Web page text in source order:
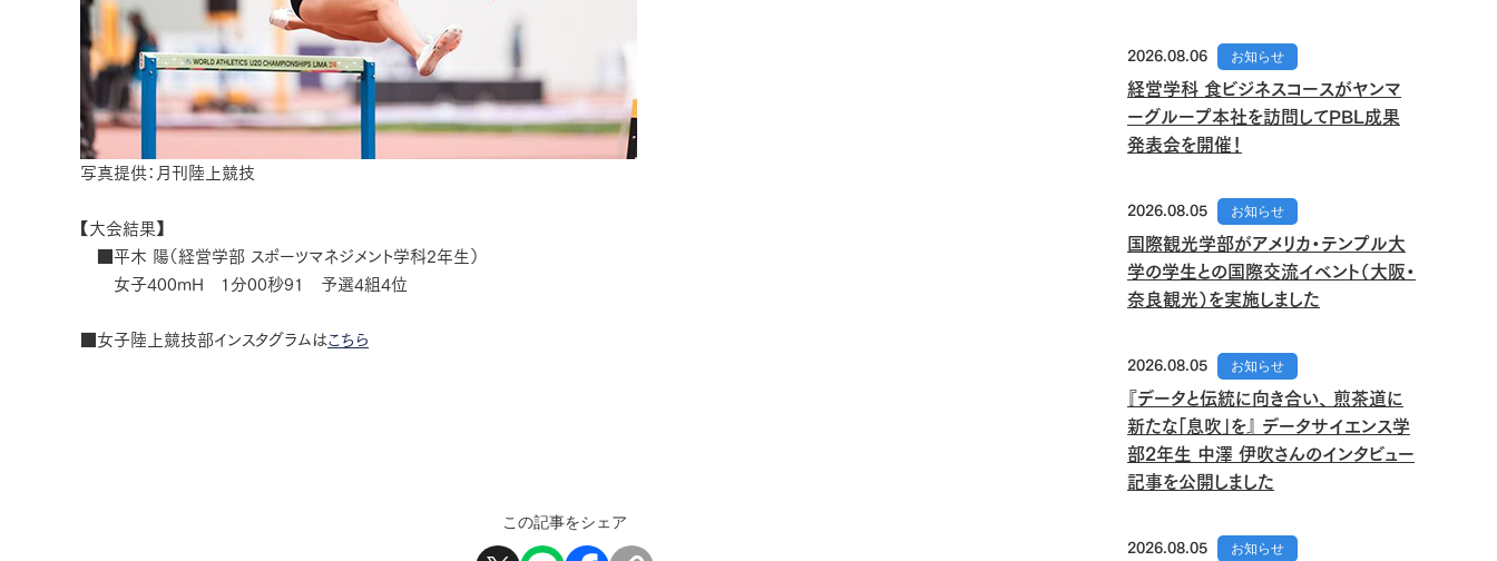
写真提供：月刊陸上競技
【大会結果】
■平木 陽（経営学部 スポーツマネジメント学科2年生）
女子400mH 1分00秒91 予選4組4位
■女子陸上競技部インスタグラムはこちら
この記事をシェア
2026.08.06 お知らせ
経営学科 食ビジネスコースがヤンマ
ーグループ本社を訪問してPBL成果
発表会を開催！
2026.08.05 お知らせ
国際観光学部がアメリカ・テンプル大
学の学生との国際交流イベント（大阪・
奈良観光）を実施しました
2026.08.05 お知らせ
『データと伝統に向き合い、 煎茶道に
新たな「息吹」を』 データサイエンス学
部2年生 中澤 伊吹さんのインタビュー
記事を公開しました
2026.08.05 お知らせ